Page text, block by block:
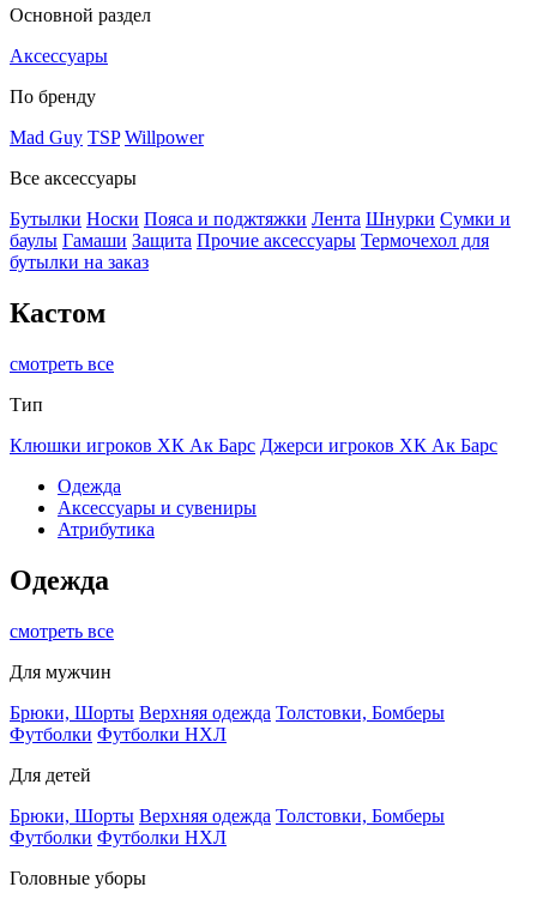
Основной раздел
Аксессуары
По бренду
Mad Guy TSP Willpower
Все аксессуары
Бутылки Носки Пояса и поджтяжки Лента Шнурки Сумки и
баулы Гамаши Защита Прочие аксессуары Термочехол для
бутылки на заказ
Кастом
смотреть все
Тип
Клюшки игроков ХК Ак Барс Джерси игроков ХК Ак Барс
Одежда
Аксессуары и сувениры
Атрибутика
Одежда
смотреть все
Для мужчин
Брюки, Шорты Верхняя одежда Толстовки, Бомберы
Футболки Футболки НХЛ
Для детей
Брюки, Шорты Верхняя одежда Толстовки, Бомберы
Футболки Футболки НХЛ
Головные уборы